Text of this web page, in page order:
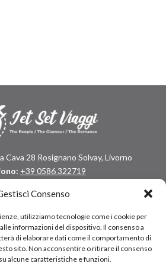
Consenso
utilizziamo tecnologie come i cookie per
informazioni del dispositivo. Il consenso a
di elaborare dati come il comportamento di
sito. Non acconsentire o ritirare il consenso
alcune caratteristiche e funzioni.
Cava 28 Rosignano Solvay, Livorno
+39 0586 322719
amalia@jetsetviaggi.it
IT01968250496
Chi siamo
Link utili